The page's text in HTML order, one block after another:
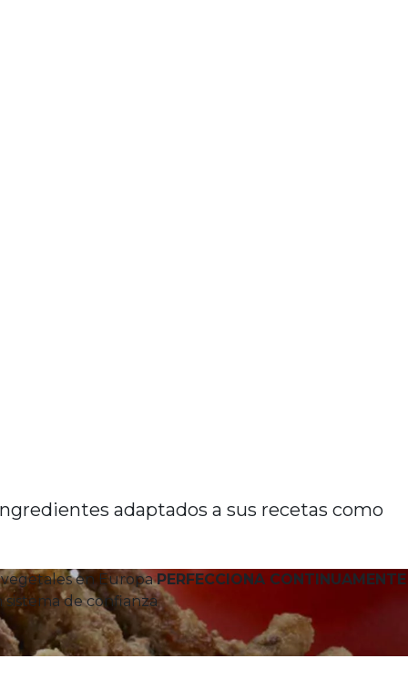
adaptados a sus recetas como
vegetales en EuropaPERFECCIONA CONTINUAMENTE
sistema de confianza